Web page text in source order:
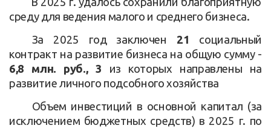
среду для ведения малого и среднего бизнеса.
За 2025 год заключен 21
социальный
контракт на развитие бизнеса на общую сумму -
6,8 млн. руб., 3 из которых направлены на
развитие личного подсобного хозяйства
Объем инвестиций в основной капитал (за
исключением бюджетных средств) в 2025 г. по